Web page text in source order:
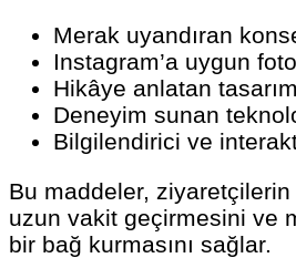
Merak uyandıran
Instagram’a uygun
Hikâye anlatan
Deneyim sunan
Bilgilendirici ve
Bu maddeler, ziyaretçilerin
uzun vakit geçirmesini ve
bir bağ kurmasını sağlar.